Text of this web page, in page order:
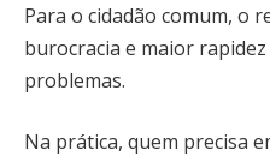
Para o cidadão comum, o
burocracia e maior
problemas.
Na prática, quem precisa